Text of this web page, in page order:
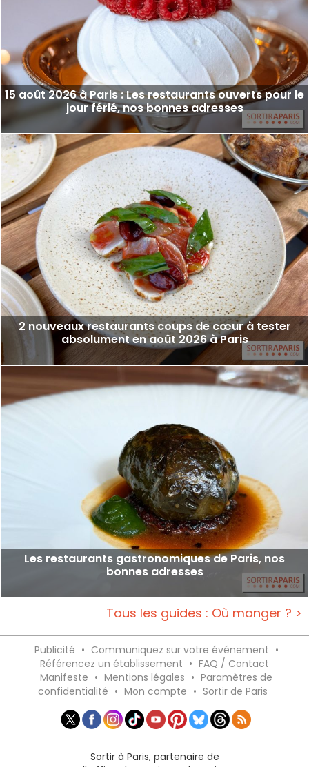
15 août 2026 à Paris : Les restaurants ouverts pour le
jour férié, nos bonnes adresses
2 nouveaux restaurants coups de cœur à tester
absolument en août 2026 à Paris
Les restaurants gastronomiques de Paris, nos
bonnes adresses
Tous les guides : Où manger ? >
Publicité • Communiquez sur votre événement •
Référencez un établissement • FAQ / Contact
Manifeste • Mentions légales • Paramètres de
confidentialité • Mon compte • Sortir de Paris
Sortir à Paris, partenaire de